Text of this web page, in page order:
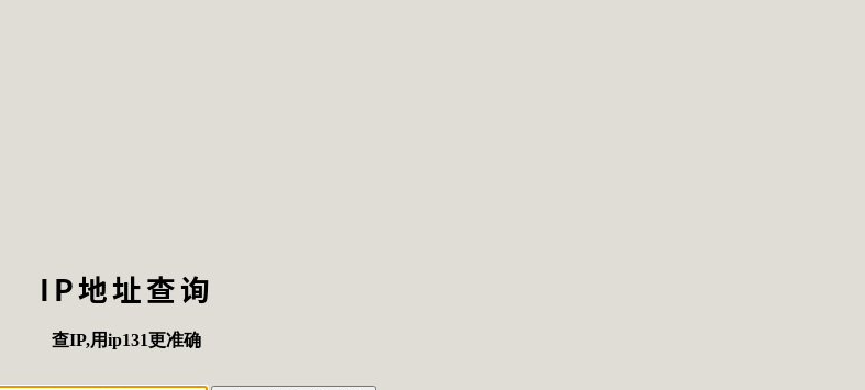
IP地址查询
查IP,用ip131更准确